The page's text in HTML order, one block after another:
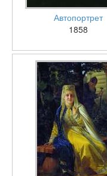
Автопортрет
1858